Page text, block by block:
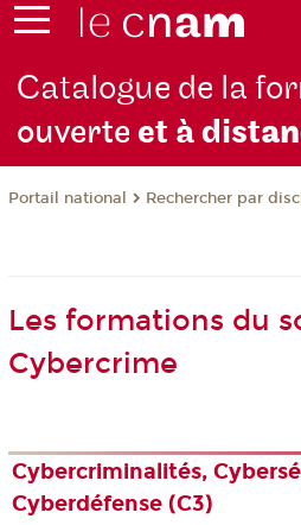
Catalogue de la for
ouverteet à dist
Portail national Rechercher par
Les formations du
Cybercrime
Cybercriminalités,
Cyberdéfense (C3)